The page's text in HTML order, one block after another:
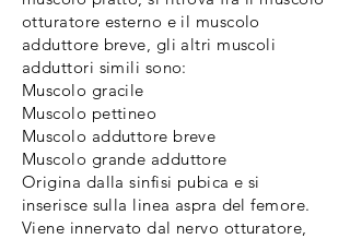
otturatore esterno e il muscolo
adduttore breve, gli altri muscoli
adduttori simili sono:
Muscolo gracile
Muscolo pettineo
Muscolo adduttore breve
Muscolo grande adduttore
Origina dalla sinfisi pubica e si
inserisce sulla linea aspra del femore.
Viene innervato dal nervo otturatore,